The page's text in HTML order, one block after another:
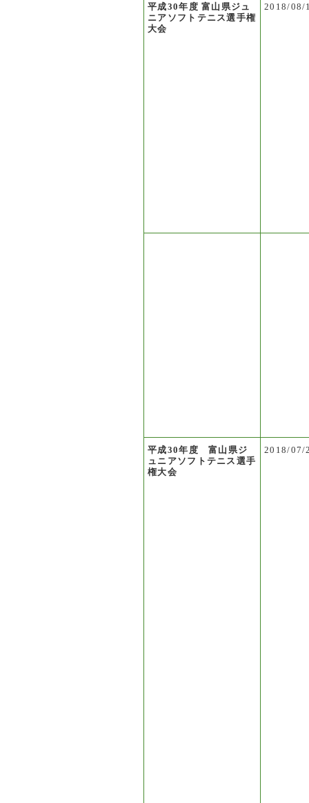
平成30年度 富山県ジュ
ニアソフトテニス選手権
大会
2018/08/
平成30年度 富山県ジ
ュニアソフトテニス選手
権大会
2018/07/